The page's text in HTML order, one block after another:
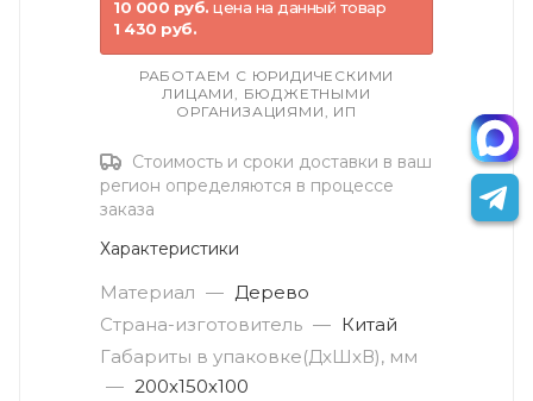
10 000 руб. цена на данный товар
1 430 руб.
РАБОТАЕМ С ЮРИДИЧЕСКИМИ
ЛИЦАМИ, БЮДЖЕТНЫМИ
ОРГАНИЗАЦИЯМИ, ИП
Стоимость и сроки доставки в ваш
регион определяются в процессе
заказа
Характеристики
Материал — Дерево
Страна-изготовитель — Китай
Габариты в упаковке(ДxШxВ), мм
— 200х150х100